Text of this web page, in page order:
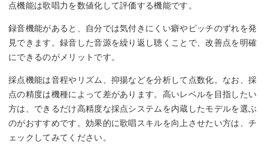
点機能は歌唱力を数値化して評価する機能です。
録音機能があると、自分では気付きにくい癖やピッチのずれを発
見できます。録音した音源を繰り返し聴くことで、改善点を明確
にできるのがメリットです。
採点機能は音程やリズム、抑揚などを分析して点数化。なお、採
点の精度は機種によって差があります。高いレベルを目指したい
方は、できるだけ高精度な採点システムを内蔵したモデルを選ぶ
のがおすすめです。効果的に歌唱スキルを向上させたい方は、チ
ェックしてみてください。